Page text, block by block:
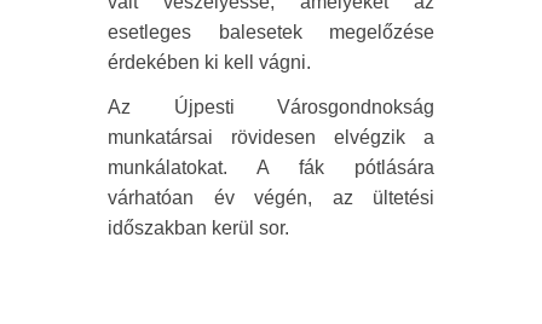
esetleges balesetek megelőzése
érdekében ki kell vágni.
Az Újpesti Városgondnokság
munkatársai rövidesen elvégzik a
munkálatokat. A fák pótlására
várhatóan év végén, az ültetési
időszakban kerül sor.